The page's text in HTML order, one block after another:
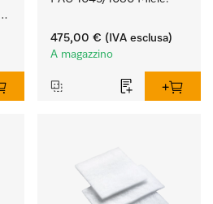
475,00 € (IVA esclusa)
A magazzino